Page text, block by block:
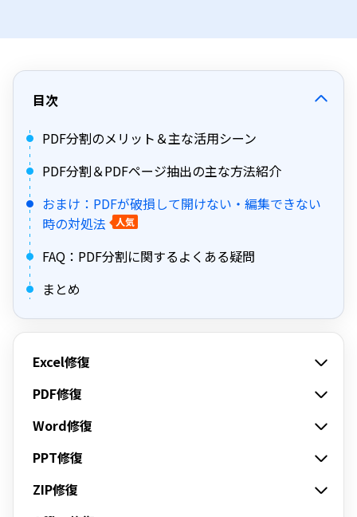
目次
PDF分割のメリット＆主な活用シーン
PDF分割＆PDFページ抽出の主な方法紹介
おまけ：PDFが破損して開けない・編集できない
時の対処法
人気
FAQ：PDF分割に関するよくある疑問
まとめ
Excel修復
PDF修復
Word修復
PPT修復
ZIP修復